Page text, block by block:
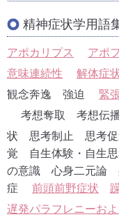
Kurt
ervenarzt 11:461-
西田幾多郎：生命
（西田幾多郎全集
三木清：人間の条
文庫）所載.
Wauchope, O.S.:
xplanation, Faber
（ウォーコップ：
社学術文庫,1984.）
Kurt
ungen. Fortschr
精神症状学用語
アポカリプス アポ
意味連続性
解体症
観念奔逸 強迫 緊
考想奪取 考想伝
状 思考制止 思考
覚 自生体験・自生
の意識 心身二元論
症 前頭前野症状
遅発パラフレニーお